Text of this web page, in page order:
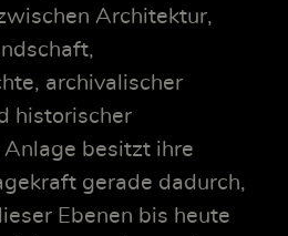
Architektur,
archivalischer
historischer
besitzt ihre
gerade dadurch,
Ebenen bis heute